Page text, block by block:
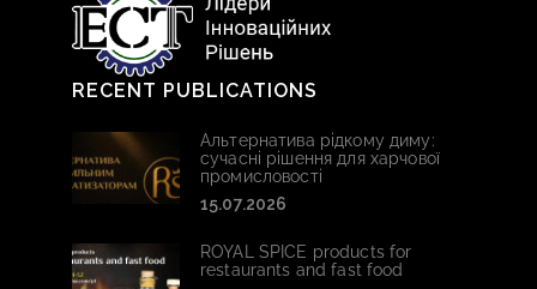
RECENT PUBLICATIONS
Альтернатива рідкому диму:
сучасні рішення для харчової
промисловості
15.07.2026
ROYAL SPICE products for
restaurants and fast food